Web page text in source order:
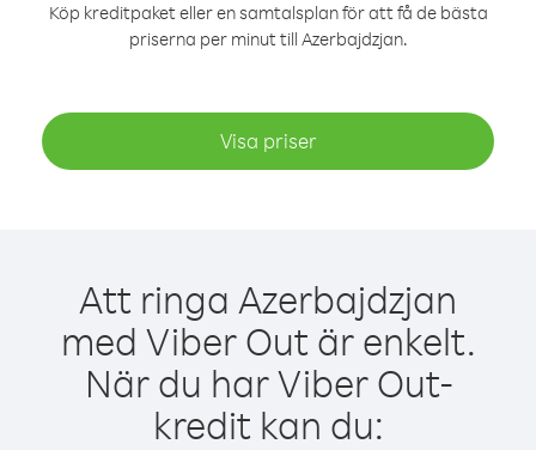
Köp kreditpaket eller en samtalsplan för att få de bästa
priserna per minut till Azerbajdzjan.
Visa priser
Att ringa Azerbajdzjan
med Viber Out är enkelt.
När du har Viber Out-
kredit kan du: